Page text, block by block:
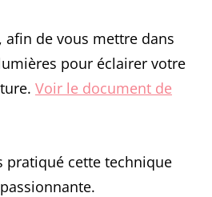
afin de vous mettre dans
pour éclairer votre
Voir le document de
pratiqué cette technique